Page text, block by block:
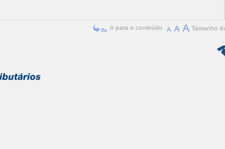
Ir para o conteúdo Tamanho